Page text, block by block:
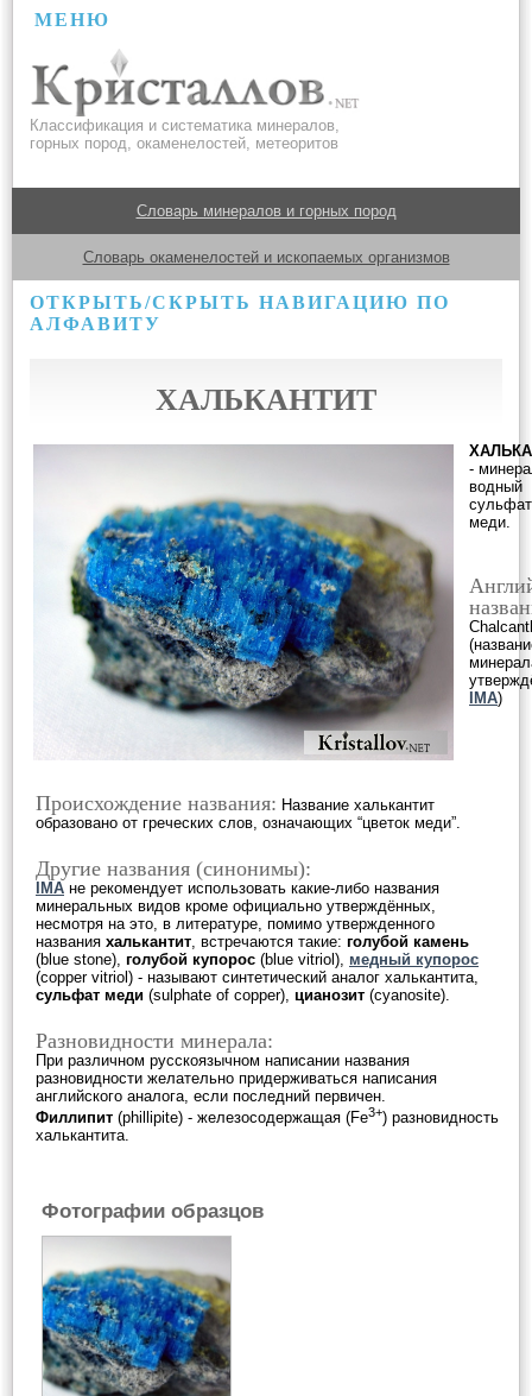
МЕНЮ
Классификация и систематика минералов,
горных пород, окаменелостей, метеоритов
Словарь минералов и горных пород
Словарь окаменелостей и ископаемых организмов
ОТКРЫТЬ/СКРЫТЬ НАВИГАЦИЮ ПО
АЛФАВИТУ
ХАЛЬКАНТИТ
-
водный
сульфат
меди.
IMA)
Происхождение названия: Название халькантит
образовано от греческих слов, означающих “цветок меди”.
Другие названия (синонимы):
IMA не рекомендует использовать какие-либо названия
минеральных видов кроме официально утверждённых,
несмотря на это, в литературе, помимо утвержденного
названия халькантит, встречаются такие: голубой камень
(blue stone), голубой купорос (blue vitriol), медный купорос
(copper vitriol) - называют синтетический аналог халькантита,
сульфат меди (sulphate of copper), цианозит (cyanosite).
Разновидности минерала:
При различном русскоязычном написании названия
разновидности желательно придерживаться написания
английского аналога, если последний первичен.
Филлипит (phillipite) - железосодержащая (Fe3+) разновидность
халькантита.
Фотографии образцов